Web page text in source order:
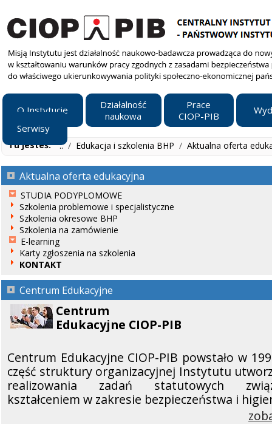
O Instytucie
Działalność
naukowa
Prace
CIOP-PIB
Serwisy
Tu jesteś: ../ Edukacja i szkolenia BHP / Aktualna oferta
Aktualna oferta edukacyjna
STUDIA PODYPLOMOWE
Szkolenia problemowe i specjalistyczne
Szkolenia okresowe BHP
Szkolenia na zamówienie
E-learning
Karty zgłoszenia na szkolenia
KONTAKT
Centrum Edukacyjne
Centrum
Edukacyjne CIOP-PIB
Centrum Edukacyjne CIOP-PIB powstało w
część struktury organizacyjnej Instytutu
realizowania zadań statutowych
kształceniem w zakresie bezpieczeństwa i